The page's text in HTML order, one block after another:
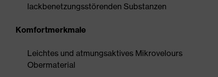
lackbenetzungsstörenden Substanzen
Komfortmerkmale
Leichtes und atmungsaktives Mikrovelours
Obermaterial